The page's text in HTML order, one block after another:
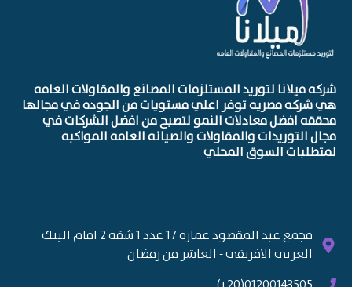
شركه ميلانا لتوريد المستلزمات المصانع والمقاولات العامه
هي شركه مصريه توفر اعلي مستويات من الجوده في مجالها
محققه افضل معادلات النمو لتصبح من افضل الشركات في
مجال التوريدات والمقاولات والصيانه العامه المواكبه
لمتطلبات السوق المحلي
مجمع عبد المقصود عماره 17 عدد 1 شقه 2 امام البنك
العربى الافريقى - العاشر من رمضان